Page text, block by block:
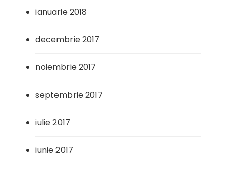
ianuarie 2018
decembrie 2017
noiembrie 2017
septembrie 2017
iulie 2017
iunie 2017